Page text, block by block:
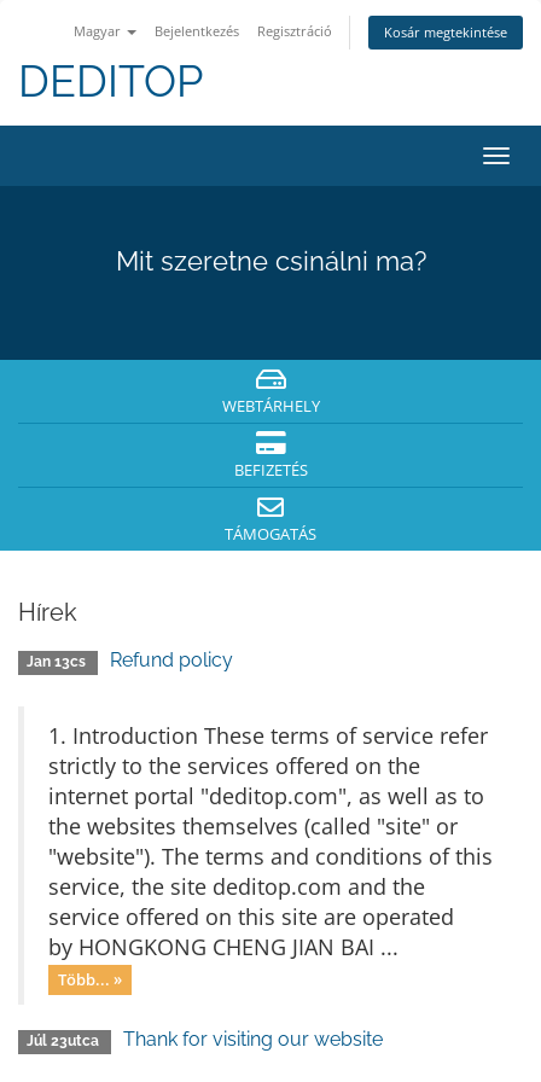
Magyar Bejelentkezés Regisztráció Kosár megtekintése
DEDITOP
a
Mit szeretne csinálni ma?
WEBTÁRHELY
BEFIZETÉS
TÁMOGATÁS
Hírek
Jan 13cs Refund policy
1. Introduction These terms of service refer
strictly to the services offered on the
internet portal "deditop.com", as well as to
the websites themselves (called "site" or
"website"). The terms and conditions of this
service, the site deditop.com and the
service offered on this site are operated
by HONGKONG CHENG JIAN BAI ...
Több... »
Júl 23utca Thank for visiting our website